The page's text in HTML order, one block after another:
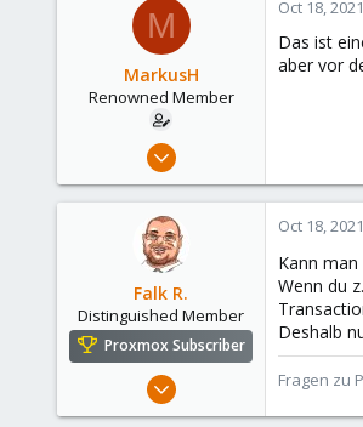
M
MarkusH
Renowned Member
Nov 30, 2011
11
Oct 18, 2021
Das ist
aber vor
Falk R.
Distinguished Member
Proxmox Subscriber
Aug 2, 2021
Oct 18, 2021
Kann
Wenn du
Deshalb
Fragen zu